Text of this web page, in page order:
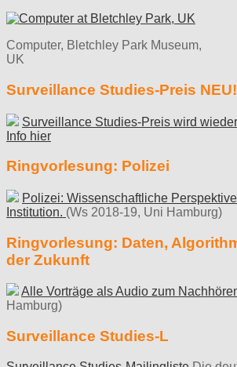
Computer, Bletchley Park Museum,
UK
Surveillance Studies-Preis
Surveillance Studies-Preis wird
Info hier
Ringvorlesung: Polizei
Polizei: Wissenschaftliche
Institution. (Ws 2018-19, Uni Hamburg)
Ringvorlesung: Daten,
der Zukunft
Alle Vorträge als Audio zum
Hamburg)
Surveillance Studies-L